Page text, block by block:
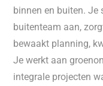
binnen en buiten. Je
buitenteam aan,
bewaakt planning,
Je werkt aan
integrale projecten